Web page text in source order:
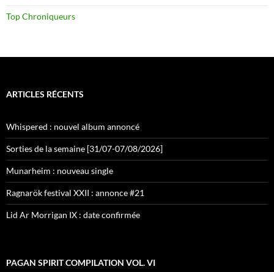
Top Chroniqueurs
ARTICLES RÉCENTS
Whispered : nouvel album annoncé
Sorties de la semaine [31/07-07/08/2026]
Munarheim : nouveau single
Ragnarök festival XXII : annonce #21
Lid Ar Morrigan IX : date confirmée
PAGAN SPIRIT COMPILATION VOL. VI